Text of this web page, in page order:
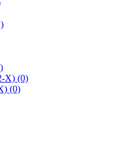
X) (0)
(0)